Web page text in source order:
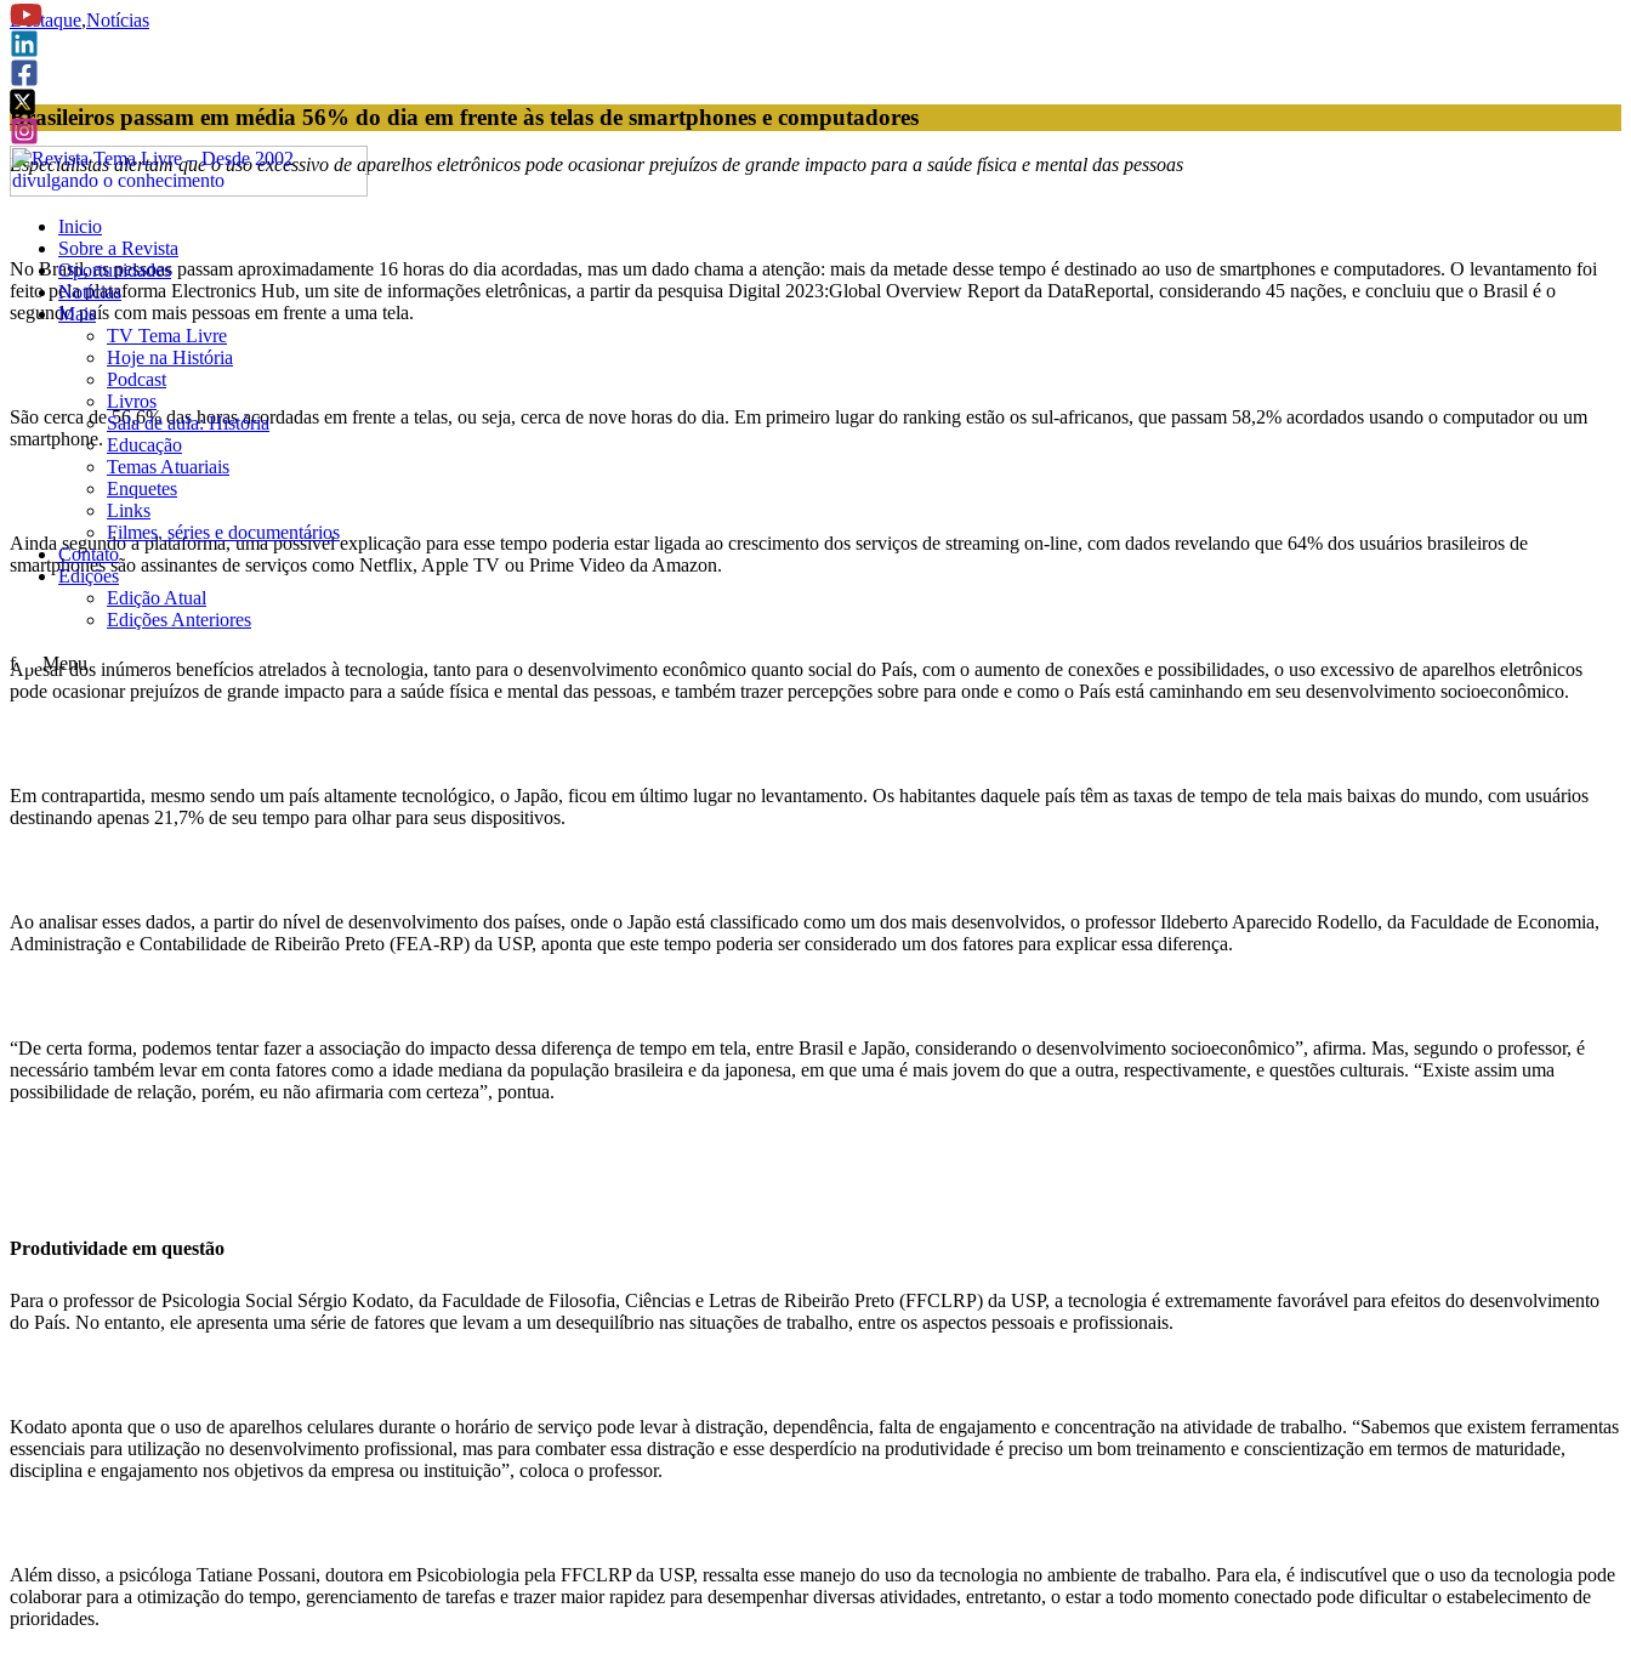
Inicio
Sobre a Revista
Oportunidades
Notícias
Mais
TV Tema Livre
Hoje na História
Podcast
Livros
Sala de aula: História
Educação
Temas Atuariais
Enquetes
Links
Filmes, séries e documentários
Contato
Edições
Edição Atual
Edições Anteriores
f Menu
Destaque,Notícias
Brasileiros passam em média 56% do dia em frente às telas de smartphones e computadores
Especialistas alertam que o uso excessivo de aparelhos eletrônicos pode ocasionar prejuízos de grande impacto para a saúde física e mental das pessoas
No Brasil, as pessoas passam aproximadamente 16 horas do dia acordadas, mas um dado chama a atenção: mais da metade desse tempo é destinado ao uso de smartphones e computadores. O levantamento foi
feito pela plataforma Electronics Hub, um site de informações eletrônicas, a partir da pesquisa Digital 2023:Global Overview Report da DataReportal, considerando 45 nações, e concluiu que o Brasil é o
segundo país com mais pessoas em frente a uma tela.
São cerca de 56,6% das horas acordadas em frente a telas, ou seja, cerca de nove horas do dia. Em primeiro lugar do ranking estão os sul-africanos, que passam 58,2% acordados usando o computador ou um
smartphone.
Ainda segundo a plataforma, uma possível explicação para esse tempo poderia estar ligada ao crescimento dos serviços de streaming on-line, com dados revelando que 64% dos usuários brasileiros de
smartphones são assinantes de serviços como Netflix, Apple TV ou Prime Video da Amazon.
Apesar dos inúmeros benefícios atrelados à tecnologia, tanto para o desenvolvimento econômico quanto social do País, com o aumento de conexões e possibilidades, o uso excessivo de aparelhos eletrônicos
pode ocasionar prejuízos de grande impacto para a saúde física e mental das pessoas, e também trazer percepções sobre para onde e como o País está caminhando em seu desenvolvimento socioeconômico.
Em contrapartida, mesmo sendo um país altamente tecnológico, o Japão, ficou em último lugar no levantamento. Os habitantes daquele país têm as taxas de tempo de tela mais baixas do mundo, com usuários
destinando apenas 21,7% de seu tempo para olhar para seus dispositivos.
Ao analisar esses dados, a partir do nível de desenvolvimento dos países, onde o Japão está classificado como um dos mais desenvolvidos, o professor Ildeberto Aparecido Rodello, da Faculdade de Economia,
Administração e Contabilidade de Ribeirão Preto (FEA-RP) da USP, aponta que este tempo poderia ser considerado um dos fatores para explicar essa diferença.
“De certa forma, podemos tentar fazer a associação do impacto dessa diferença de tempo em tela, entre Brasil e Japão, considerando o desenvolvimento socioeconômico”, afirma. Mas, segundo o professor, é
necessário também levar em conta fatores como a idade mediana da população brasileira e da japonesa, em que uma é mais jovem do que a outra, respectivamente, e questões culturais. “Existe assim uma
possibilidade de relação, porém, eu não afirmaria com certeza”, pontua.
Produtividade em questão
Para o professor de Psicologia Social Sérgio Kodato, da Faculdade de Filosofia, Ciências e Letras de Ribeirão Preto (FFCLRP) da USP, a tecnologia é extremamente favorável para efeitos do desenvolvimento
do País. No entanto, ele apresenta uma série de fatores que levam a um desequilíbrio nas situações de trabalho, entre os aspectos pessoais e profissionais.
Kodato aponta que o uso de aparelhos celulares durante o horário de serviço pode levar à distração, dependência, falta de engajamento e concentração na atividade de trabalho. “Sabemos que existem ferramentas
essenciais para utilização no desenvolvimento profissional, mas para combater essa distração e esse desperdício na produtividade é preciso um bom treinamento e conscientização em termos de maturidade,
disciplina e engajamento nos objetivos da empresa ou instituição”, coloca o professor.
Além disso, a psicóloga Tatiane Possani, doutora em Psicobiologia pela FFCLRP da USP, ressalta esse manejo do uso da tecnologia no ambiente de trabalho. Para ela, é indiscutível que o uso da tecnologia pode
colaborar para a otimização do tempo, gerenciamento de tarefas e trazer maior rapidez para desempenhar diversas atividades, entretanto, o estar a todo momento conectado pode dificultar o estabelecimento de
prioridades.